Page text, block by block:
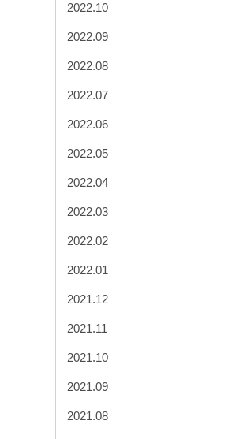
2022.10
2022.09
2022.08
2022.07
2022.06
2022.05
2022.04
2022.03
2022.02
2022.01
2021.12
2021.11
2021.10
2021.09
2021.08